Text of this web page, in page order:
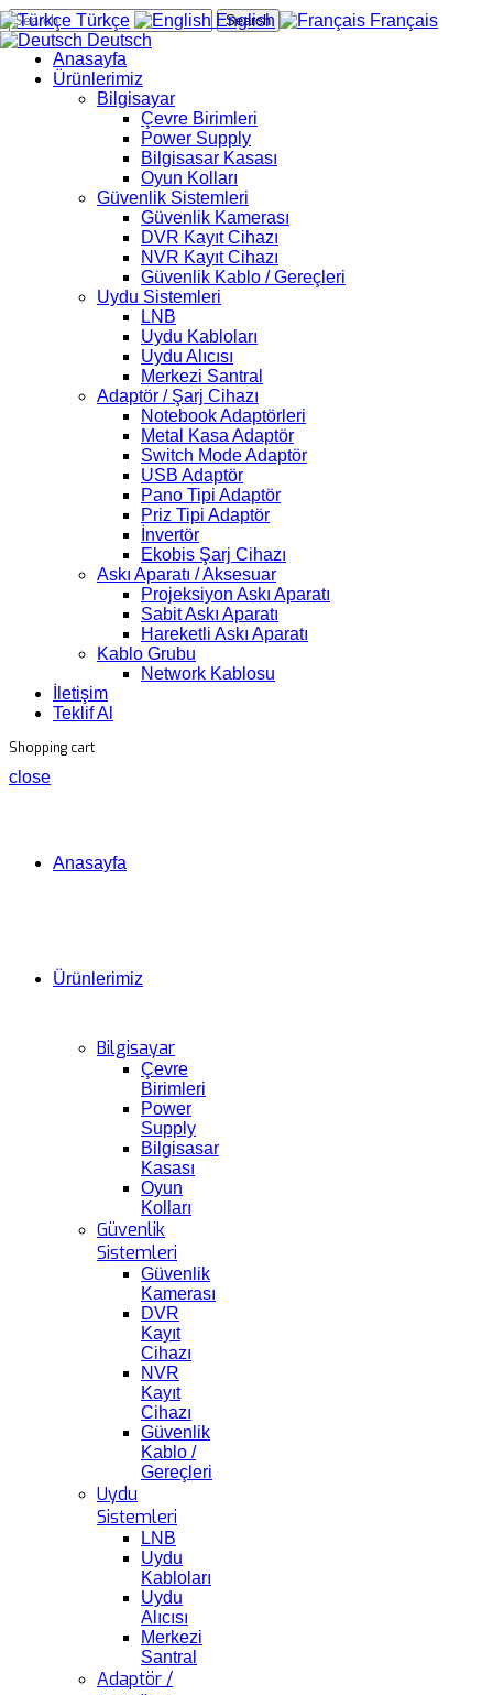
Search
Anasayfa
Ürünlerimiz
Bilgisayar
Çevre Birimleri
Power Supply
Bilgisasar Kasası
Oyun Kolları
Güvenlik Sistemleri
Güvenlik Kamerası
DVR Kayıt Cihazı
NVR Kayıt Cihazı
Güvenlik Kablo / Gereçleri
Uydu Sistemleri
LNB
Uydu Kabloları
Uydu Alıcısı
Merkezi Santral
Adaptör / Şarj Cihazı
Notebook Adaptörleri
Metal Kasa Adaptör
Switch Mode Adaptör
USB Adaptör
Pano Tipi Adaptör
Priz Tipi Adaptör
İnvertör
Ekobis Şarj Cihazı
Askı Aparatı / Aksesuar
Projeksiyon Askı Aparatı
Sabit Askı Aparatı
Hareketli Askı Aparatı
Kablo Grubu
Network Kablosu
İletişim
Teklif Al
Shopping cart
close
Anasayfa
Ürünlerimiz
Bilgisayar
Çevre
Birimleri
Power
Supply
Bilgisasar
Kasası
Oyun
Kolları
Güvenlik
Sistemleri
Güvenlik
Kamerası
DVR
Kayıt
Cihazı
NVR
Kayıt
Cihazı
Güvenlik
Kablo /
Gereçleri
Uydu
Sistemleri
LNB
Uydu
Kabloları
Uydu
Alıcısı
Merkezi
Santral
Adaptör /
Türkçe English
Français
Deutsch